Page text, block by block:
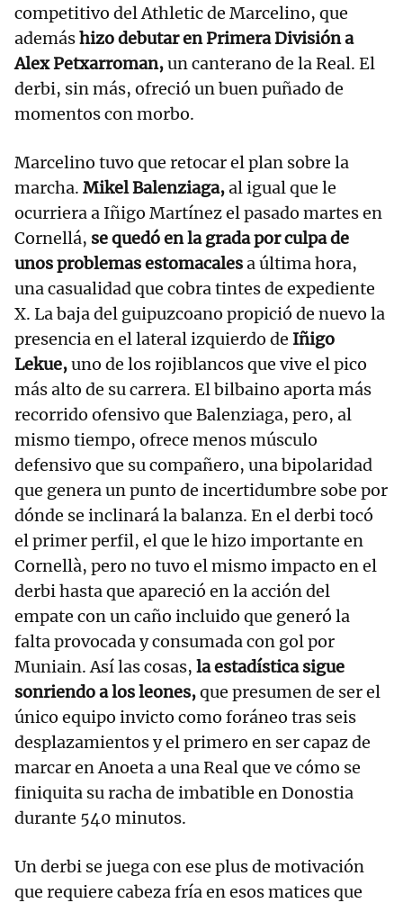
competitivo del Athletic de Marcelino, que
ademáshizo debutar en Primera División a
Alex Petxarroman,un canterano de la Real. El
derbi, sin más, ofreció un buen puñado de
momentos con morbo.
Marcelino tuvo que retocar el plan sobre la
marcha. Mikel Balenziaga,al igual que le
ocurriera a Iñigo Martínez el pasado martes en
Cornellá, se quedó en la grada por culpa de
unos problemas estomacalesa última hora,
una casualidad que cobra tintes de expediente
X. La baja del guipuzcoano propició de nuevo la
presencia en el lateral izquierdo de Iñigo
Lekue,uno de los rojiblancos que vive el pico
más alto de su carrera. El bilbaino aporta más
recorrido ofensivo que Balenziaga, pero, al
mismo tiempo, ofrece menos músculo
defensivo que su compañero, una bipolaridad
que genera un punto de incertidumbre sobe por
dónde se inclinará la balanza. En el derbi tocó
el primer perfil, el que le hizo importante en
Cornellà, pero no tuvo el mismo impacto en el
derbi hasta que apareció en la acción del
empate con un caño incluido que generó la
falta provocada y consumada con gol por
Muniain. Así las cosas, la estadística sigue
sonriendo a los leones,que presumen de ser el
único equipo invicto como foráneo tras seis
desplazamientos y el primero en ser capaz de
marcar en Anoeta a una Real que ve cómo se
finiquita su racha de imbatible en Donostia
durante 540 minutos.
Un derbi se juega con ese plus de motivación
que requiere cabeza fría en esos matices que